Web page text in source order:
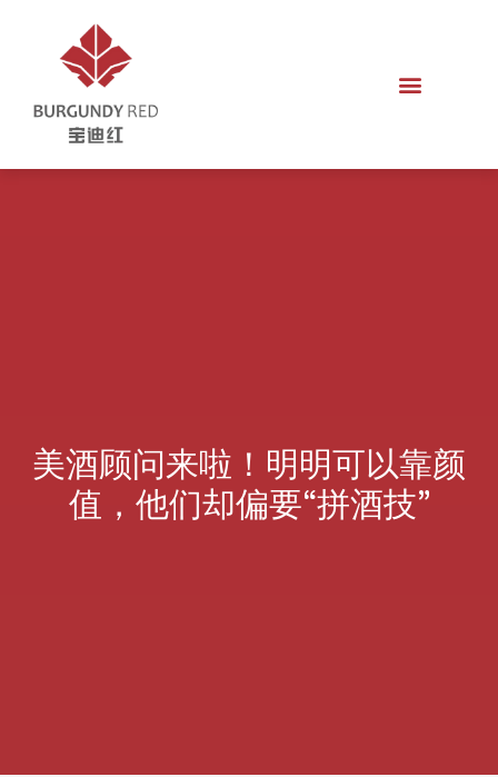
美酒顾问来啦！明明可以靠颜
值，他们却偏要“拼酒技”